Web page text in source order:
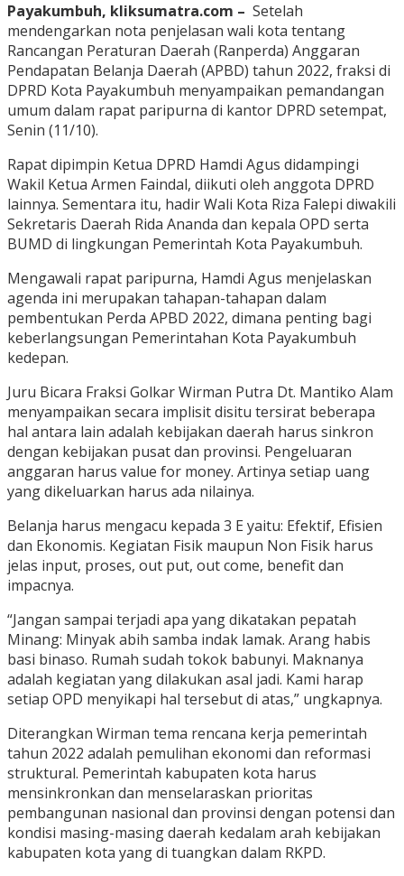
Payakumbuh, kliksumatra.com – Setelah
mendengarkan nota penjelasan wali kota tentang
Rancangan Peraturan Daerah (Ranperda) Anggaran
Pendapatan Belanja Daerah (APBD) tahun 2022, fraksi di
DPRD Kota Payakumbuh menyampaikan pemandangan
umum dalam rapat paripurna di kantor DPRD setempat,
Senin (11/10).
Rapat dipimpin Ketua DPRD Hamdi Agus didampingi
Wakil Ketua Armen Faindal, diikuti oleh anggota DPRD
lainnya. Sementara itu, hadir Wali Kota Riza Falepi diwakili
Sekretaris Daerah Rida Ananda dan kepala OPD serta
BUMD di lingkungan Pemerintah Kota Payakumbuh.
Mengawali rapat paripurna, Hamdi Agus menjelaskan
agenda ini merupakan tahapan-tahapan dalam
pembentukan Perda APBD 2022, dimana penting bagi
keberlangsungan Pemerintahan Kota Payakumbuh
kedepan.
Juru Bicara Fraksi Golkar Wirman Putra Dt. Mantiko Alam
menyampaikan secara implisit disitu tersirat beberapa
hal antara lain adalah kebijakan daerah harus sinkron
dengan kebijakan pusat dan provinsi. Pengeluaran
anggaran harus value for money. Artinya setiap uang
yang dikeluarkan harus ada nilainya.
Belanja harus mengacu kepada 3 E yaitu: Efektif, Efisien
dan Ekonomis. Kegiatan Fisik maupun Non Fisik harus
jelas input, proses, out put, out come, benefit dan
impacnya.
“Jangan sampai terjadi apa yang dikatakan pepatah
Minang: Minyak abih samba indak lamak. Arang habis
basi binaso. Rumah sudah tokok babunyi. Maknanya
adalah kegiatan yang dilakukan asal jadi. Kami harap
setiap OPD menyikapi hal tersebut di atas,” ungkapnya.
Diterangkan Wirman tema rencana kerja pemerintah
tahun 2022 adalah pemulihan ekonomi dan reformasi
struktural. Pemerintah kabupaten kota harus
mensinkronkan dan menselaraskan prioritas
pembangunan nasional dan provinsi dengan potensi dan
kondisi masing-masing daerah kedalam arah kebijakan
kabupaten kota yang di tuangkan dalam RKPD.